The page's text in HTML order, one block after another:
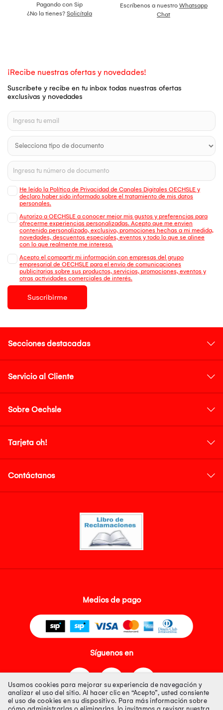
Pagando con Sip
¿No la tienes? Solicítala
Escríbenos a nuestro Whatsapp
Chat
¡Recibe nuestras ofertas y novedades!
Suscríbete y recibe en tu inbox todas nuestras ofertas
exclusivas y novedades
He leído la Política de Privacidad de Canales Digitales OECHSLE y
declaro haber sido informado sobre el tratamiento de mis datos
personales.
Autorizo a OECHSLE a conocer mejor mis gustos y preferencias para
ofrecerme experiencias personalizadas. Acepto que me envien
contenido personalizado, exclusivo, promociones hechas a mi medida,
novedades, descuentos especiales, eventos y todo lo que se alinee
con lo que realmente me interesa.
Acepto el compartir mi información con empresas del grupo
empresarial de OECHSLE para el envío de comunicaciones
publicitarias sobre sus productos, servicios, promociones, eventos y
otras actividades comerciales de interés.
Suscribirme
Secciones destacadas
Servicio al Cliente
Sobre Oechsle
Tarjeta oh!
Contáctanos
Medios de pago
Síguenos en
Usamos cookies para mejorar su experiencia de navegación y
analizar el uso del sitio. Al hacer clic en “Acepto”, usted consiente
el uso de cookies en su dispositivo. Para más información sobre